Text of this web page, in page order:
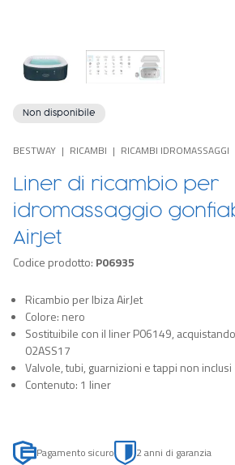
Non disponibile
BESTWAY RICAMBI RICAMBI IDROMASSAGGI
Liner di ricambio per
idromassaggio
AirJet
Codice prodotto: P06935
Ricambio per Ibiza AirJet
Colore: nero
Sostituibile con il liner P06149,
02ASS17
Valvole, tubi, guarnizioni e tappi non inclusi
Contenuto: 1 liner
Pagamento sicuro
2 anni di garanzia